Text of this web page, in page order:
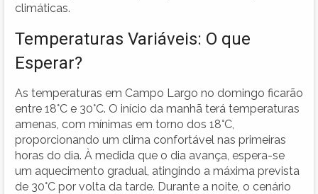
climáticas.
Temperaturas Variáveis: O que
Esperar?
As temperaturas em Campo Largo no domingo ficarão
entre 18°C e 30°C. O início da manhã terá temperaturas
amenas, com mínimas em torno dos 18°C,
proporcionando um clima confortável nas primeiras
horas do dia. À medida que o dia avança, espera-se
um aquecimento gradual, atingindo a máxima prevista
de 30°C por volta da tarde. Durante a noite, o cenário